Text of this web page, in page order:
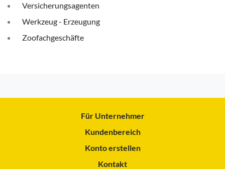
Versicherungsagenten
Werkzeug - Erzeugung
Zoofachgeschäfte
Für Unternehmer
Kundenbereich
Konto erstellen
Kontakt